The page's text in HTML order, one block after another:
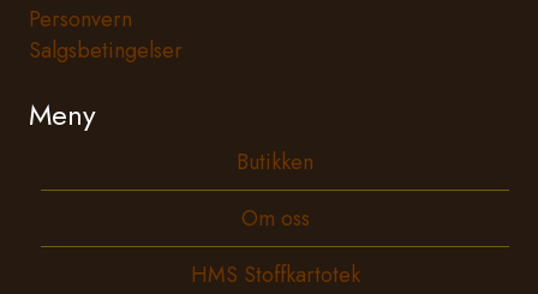
Personvern
Salgsbetingelser
Meny
Butikken
Om oss
HMS Stoffkartotek